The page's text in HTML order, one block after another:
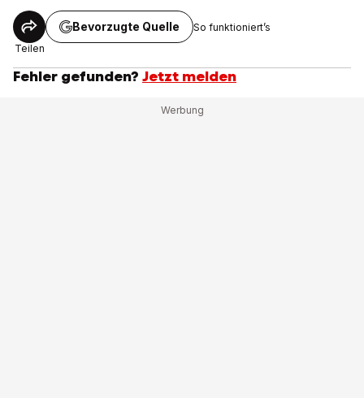
Teilen
Bevorzugte Quelle So funktioniert’s
Fehler gefunden? Jetzt melden